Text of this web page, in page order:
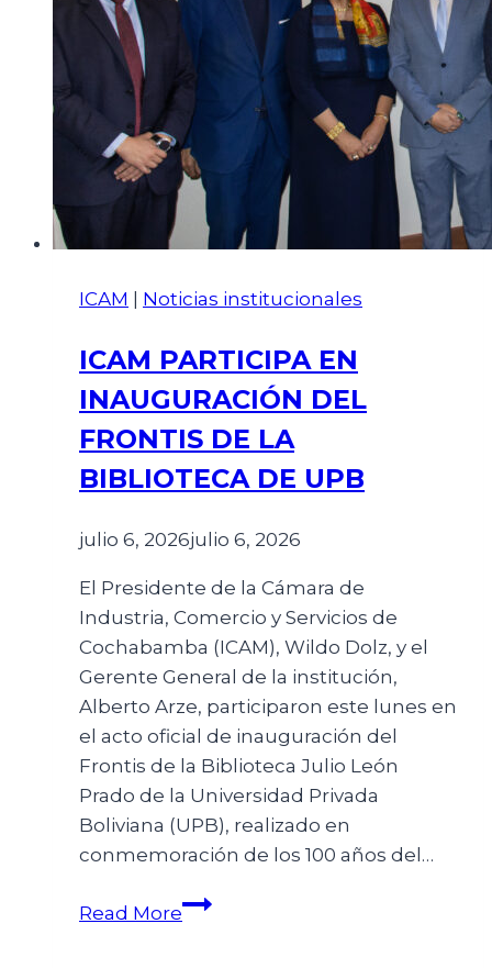
ICAM Noticias institucionales
ICAM PARTICIPA EN
INAUGURACIÓN DEL
FRONTIS DE LA
BIBLIOTECA DE UPB
julio 6, 2026julio 6, 2026
El Presidente de la Cámara de
Industria, Comercio y Servicios de
Cochabamba (ICAM), Wildo Dolz, y el
Gerente General de la institución,
Alberto Arze, participaron este lunes en
el acto oficial de inauguración del
Frontis de la Biblioteca Julio León
Prado de la Universidad Privada
Boliviana (UPB), realizado en
conmemoración de los 100 años del…
Read More